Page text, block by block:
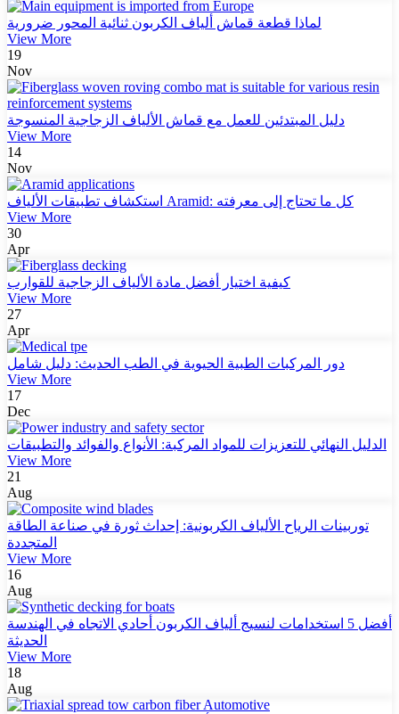
لماذا قطعة قماش ألياف الكربون ثنائية المحور ضرورية
View More
19
Nov
دليل المبتدئين للعمل مع قماش الألياف الزجاجية المنسوجة
View More
14
Nov
استكشاف تطبيقات الألياف Aramid: كل ما تحتاج إلى معرفته
View More
30
Apr
كيفية اختيار أفضل مادة الألياف الزجاجية للقوارب
View More
27
Apr
دور المركبات الطبية الحيوية في الطب الحديث: دليل شامل
View More
17
Dec
الدليل النهائي للتعزيزات للمواد المركبة: الأنواع والفوائد والتطبيقات
View More
21
Aug
توربينات الرياح الألياف الكربونية: إحداث ثورة في صناعة الطاقة
المتجددة
View More
16
Aug
أفضل 5 استخدامات لنسيج ألياف الكربون أحادي الاتجاه في الهندسة
الحديثة
View More
18
Aug